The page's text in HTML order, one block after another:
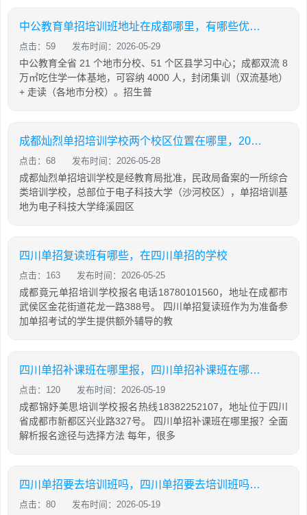
中公教育单招培训班地址在成都哪里，有哪些优势，2026年收费贵吗
点击：59 发布时间：2026-05-29
中公教育全省 21 个地市分校、51 个区县学习中心；成都双流 8
万㎡吃住学一体基地，可容纳 4000 人，封闭集训（双流基地）
+ 走读（各地市分校）。招生普
成都灿烈单招培训学校两个校区位置在哪里，2027届招生情况
点击：68 发布时间：2026-05-28
成都灿烈单招培训学校是经教育局批准，民政局备案的一所综合
类培训学校，总部位于电子科技大学（沙河校区），单招培训基
地为电子科技大学绛溪园区
四川单招复读班有哪些，在四川单招的学校
点击：163 发布时间：2026-05-25
成都竟元单招培训学校报名电话18780101560，地址在成都市
武侯区金花街道花龙一路388号。 四川单招复读班作为为准备参
加单招考试的学生提供额外辅导的教
四川单招补课班在哪里报，四川单招补课班在哪里报名
点击：120 发布时间：2026-05-19
成都锦妤美思培训学校报名热线18382252107，地址位于四川
省成都市新都区兴业路327号。 四川单招补课班在哪里报？全面
解析报名途径与选择方法 每年，很多
四川单招要去培训班吗，四川单招要去培训班吗现在
点击：80 发布时间：2026-05-19